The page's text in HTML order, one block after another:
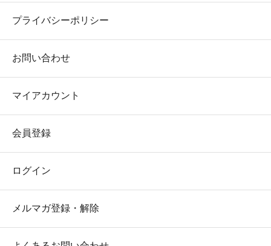
プライバシーポリシー
お問い合わせ
マイアカウント
会員登録
ログイン
メルマガ登録・解除